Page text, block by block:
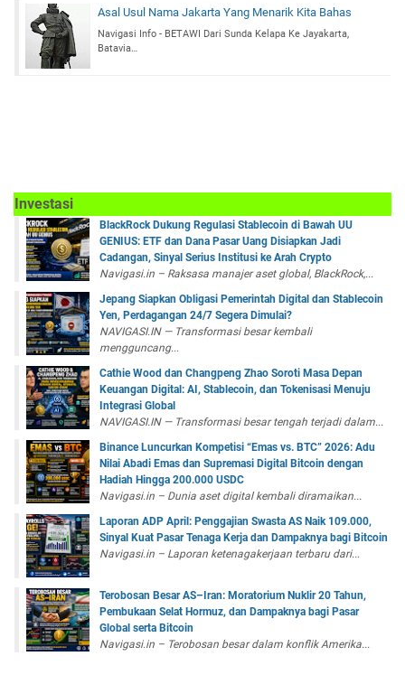
Asal Usul Nama Jakarta Yang Menarik Kita Bahas
Navigasi Info - BETAWI Dari Sunda Kelapa Ke Jayakarta,
Batavia…
Investasi
BlackRock Dukung Regulasi Stablecoin di Bawah UU
GENIUS: ETF dan Dana Pasar Uang Disiapkan Jadi
Cadangan, Sinyal Serius Institusi ke Arah Crypto
Navigasi.in – Raksasa manajer aset global, BlackRock,...
Jepang Siapkan Obligasi Pemerintah Digital dan Stablecoin
Yen, Perdagangan 24/7 Segera Dimulai?
NAVIGASI.IN — Transformasi besar kembali
mengguncang...
Cathie Wood dan Changpeng Zhao Soroti Masa Depan
Keuangan Digital: AI, Stablecoin, dan Tokenisasi Menuju
Integrasi Global
NAVIGASI.IN — Transformasi besar tengah terjadi dalam...
Binance Luncurkan Kompetisi “Emas vs. BTC” 2026: Adu
Nilai Abadi Emas dan Supremasi Digital Bitcoin dengan
Hadiah Hingga 200.000 USDC
Navigasi.in – Dunia aset digital kembali diramaikan...
Laporan ADP April: Penggajian Swasta AS Naik 109.000,
Sinyal Kuat Pasar Tenaga Kerja dan Dampaknya bagi Bitcoin
Navigasi.in – Laporan ketenagakerjaan terbaru dari...
Terobosan Besar AS–Iran: Moratorium Nuklir 20 Tahun,
Pembukaan Selat Hormuz, dan Dampaknya bagi Pasar
Global serta Bitcoin
Navigasi.in – Terobosan besar dalam konflik Amerika...